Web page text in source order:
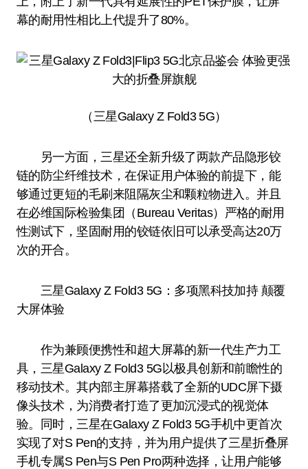
幕的耐用性相比上代提升了80%。
（三星Galaxy Z Fold3 5G）
另一方面，三星还全新升级了两款产品隐形铰
链的防尘纤维技术，在保证用户体验的前提下，能
够通过更短的毛刷来阻隔灰尘和颗粒物进入。并且
在必维国际检验集团（Bureau Veritas）严格的耐用
性测试下，坚固耐用的铰链依旧可以承受高达20万
次的开合。
三星Galaxy Z Fold3 5G：多项黑科技加持 颠覆
大屏体验
作为兼顾便携性和超大屏幕的新一代生产力工
具，三星Galaxy Z Fold3 5G以极具创新和前瞻性的
移动技术。其内部主屏幕搭载了全新的UDC屏下摄
像头技术，为消费者打造了更加沉浸式的视觉体
验。同时，三星在Galaxy Z Fold3 5G手机中更首次
实现了对S Pen的支持，并为用户提供了三星折叠屏
手机专属S Pen与S Pen Pro两种选择，让用户能够